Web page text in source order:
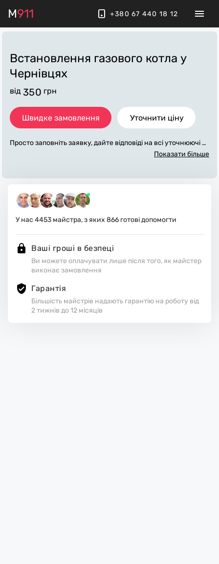
M911 +380 67 440 18 12
Встановлення газового котла у
Чернівцях
від 350 грн
Швидке замовлення Уточнити ціну
Просто заповніть заявку, дайте відповіді на всі уточнюючі за
питання по «встановлення газового котла». Ми зв'яжемос
атеріали. Виконавці стежать за чистотою та прибирають ро
боче місце.
Показати більше
У нас 4453 майстра, з яких 866 готові допомогти
Ваші гроші в безпеці
Ви можете оплачувати лише після того, як майстер
виконає замовлення
Гарантія
Більшість майстрів надають гарантію на роботу від
2 тижнів до 12 місяців